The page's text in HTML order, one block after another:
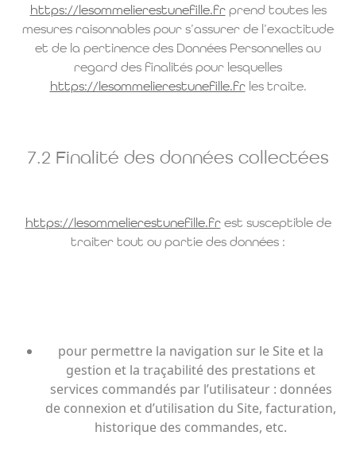
https://lesommelierestunefille.frprend toutes les
mesures raisonnables pour s’assurer de l’exactitude
et de la pertinence des Données Personnelles au
regard des finalités pour lesquelles
https://lesommelierestunefille.frles traite.
7.2 Finalité des données collectées
https://lesommelierestunefille.frest susceptible de
traiter tout ou partie des données :
pour permettre la navigation sur le Site et la
gestion et la traçabilité des prestations et
services commandés par l’utilisateur : données
de connexion et d’utilisation du Site, facturation,
historique des commandes, etc.